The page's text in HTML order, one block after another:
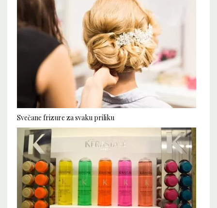
Svečane frizure za svaku priliku